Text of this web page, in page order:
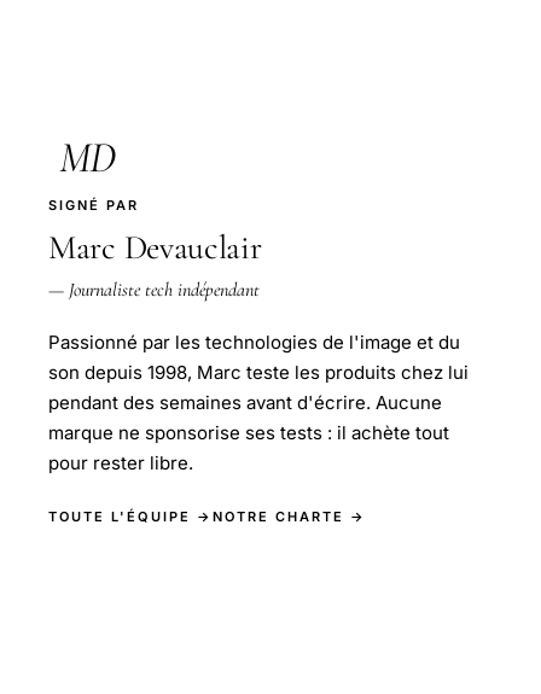
MD
SIGNÉ PAR
Marc Devauclair
— Journaliste tech indépendant
Passionné par les technologies de l'image et du
son depuis 1998, Marc teste les produits chez lui
pendant des semaines avant d'écrire. Aucune
marque ne sponsorise ses tests : il achète tout
pour rester libre.
TOUTE L'ÉQUIPE → NOTRE CHARTE →